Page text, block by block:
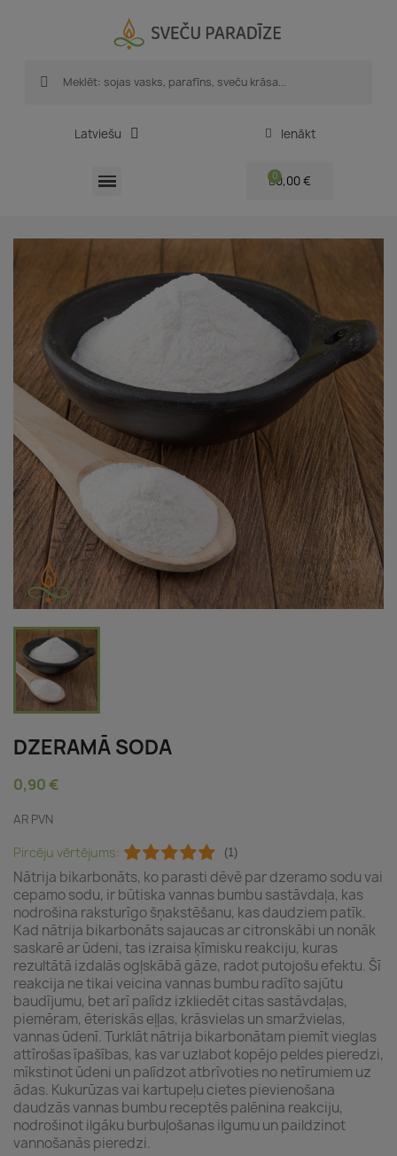
Latviešu Ienākt
0,00 €
DZERAMĀ SODA
0,90 €
AR PVN
Pircēju vērtējums: (1)
Nātrija bikarbonāts, ko parasti dēvē par dzeramo sodu vai
cepamo sodu, ir būtiska vannas bumbu sastāvdaļa, kas
nodrošina raksturīgo šņakstēšanu, kas daudziem patīk.
Kad nātrija bikarbonāts sajaucas ar citronskābi un nonāk
saskarē ar ūdeni, tas izraisa ķīmisku reakciju, kuras
rezultātā izdalās ogļskābā gāze, radot putojošu efektu. Šī
reakcija ne tikai veicina vannas bumbu radīto sajūtu
baudījumu, bet arī palīdz izkliedēt citas sastāvdaļas,
piemēram, ēteriskās eļļas, krāsvielas un smaržvielas,
vannas ūdenī. Turklāt nātrija bikarbonātam piemīt vieglas
attīrošas īpašības, kas var uzlabot kopējo peldes pieredzi,
mīkstinot ūdeni un palīdzot atbrīvoties no netīrumiem uz
ādas. Kukurūzas vai kartupeļu cietes pievienošana
daudzās vannas bumbu receptēs palēnina reakciju,
nodrošinot ilgāku burbuļošanas ilgumu un paildzinot
vannošanās pieredzi.